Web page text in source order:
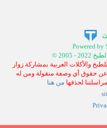
Powered by
والأكلات العربية بمشاركة زوار
عن حقوق أي وصفة منقولة ومن له
لحذفها من هنا